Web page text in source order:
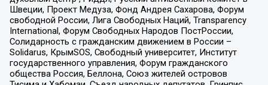
Швеции, Проект Медуза, Фонд Андрея Сахарова, Форум
свободной России, Лига Свободных Наций, Transparеncy
International, Форум Свободных Народов ПостРоссии,
Солидарность с гражданским движением в России –
Solidarus, КрымSOS, Свободный университет, Институт
государственного управления, Форум гражданского
общества Россия, Беллона, Союз жителей островов